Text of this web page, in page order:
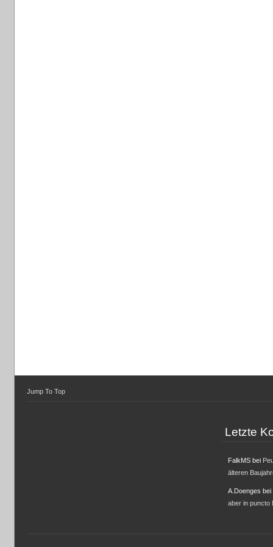
Jump To Top
Letzte
FalkMSbei
älteren
A.Doenges bei
aber in puncto